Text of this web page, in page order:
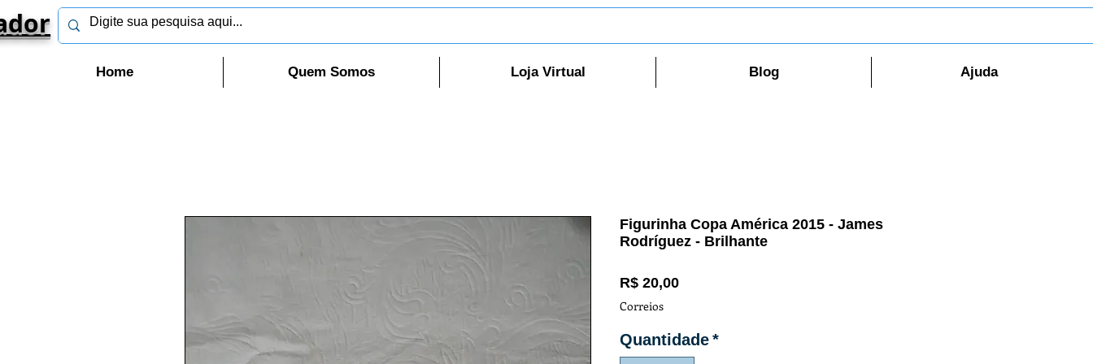
Home Quem Somos Loja Virtual Blog Ajuda
Figurinha Copa América 2015 - James
Rodríguez - Brilhante
R$ 20,00Preço
Correios
Quantidade*